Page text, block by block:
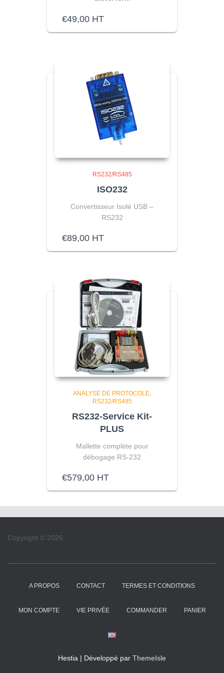
€49,00 HT
RS232/RS485
ISO232
Convertisseur Isolé USB –
RS232
€89,00 HT
ANALYSE DE PROTOCOLE
RS232/RS485
RS232-Service Kit-
PLUS
Mallette complète pour
débogage RS-232
€579,00 HT
Copyright © 2026
A PROPOS CONTACT TERMES ET CONDITIONS
MON COMPTE VIE PRIVÉE COMMANDER PANIER
Hestia | Développé par ThemeIsle